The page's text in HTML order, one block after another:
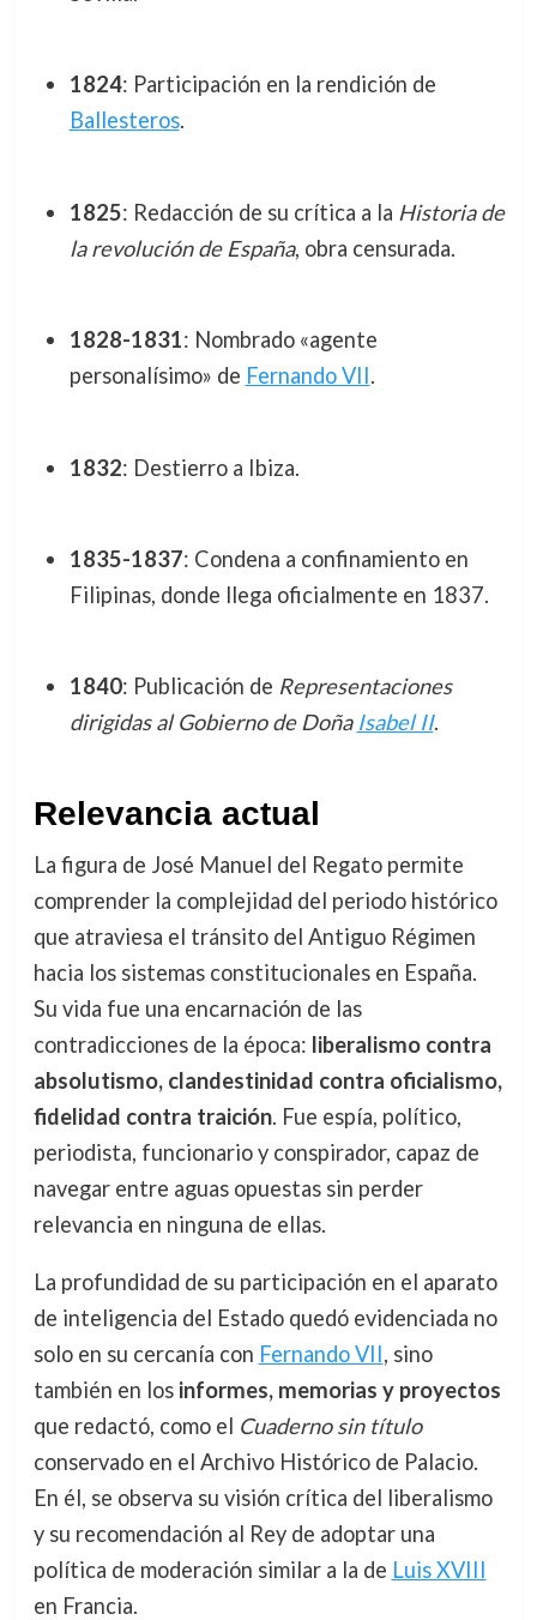
1824: Participación en la rendición de
Ballesteros.
1825: Redacción de su crítica a la Historia de
la revolución de España, obra censurada.
1828-1831: Nombrado «agente
personalísimo» de Fernando VII.
1832: Destierro a Ibiza.
1835-1837: Condena a confinamiento en
Filipinas, donde llega oficialmente en 1837.
1840: Publicación de Representaciones
dirigidas al Gobierno de Doña Isabel II.
Relevancia actual
La figura de José Manuel del Regato permite
comprender la complejidad del periodo histórico
que atraviesa el tránsito del Antiguo Régimen
hacia los sistemas constitucionales en España.
Su vida fue una encarnación de las
contradicciones de la época: liberalismo contra
absolutismo, clandestinidad contra oficialismo,
fidelidad contra traición. Fue espía, político,
periodista, funcionario y conspirador, capaz de
navegar entre aguas opuestas sin perder
relevancia en ninguna de ellas.
La profundidad de su participación en el aparato
de inteligencia del Estado quedó evidenciada no
solo en su cercanía con Fernando VII, sino
también en los informes, memorias y proyectos
que redactó, como el Cuaderno sin título
conservado en el Archivo Histórico de Palacio.
En él, se observa su visión crítica del liberalismo
y su recomendación al Rey de adoptar una
política de moderación similar a la de Luis XVIII
en Francia.